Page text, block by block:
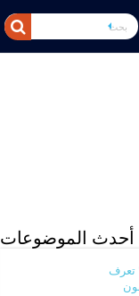
أحدث الموضوعات
تعرف